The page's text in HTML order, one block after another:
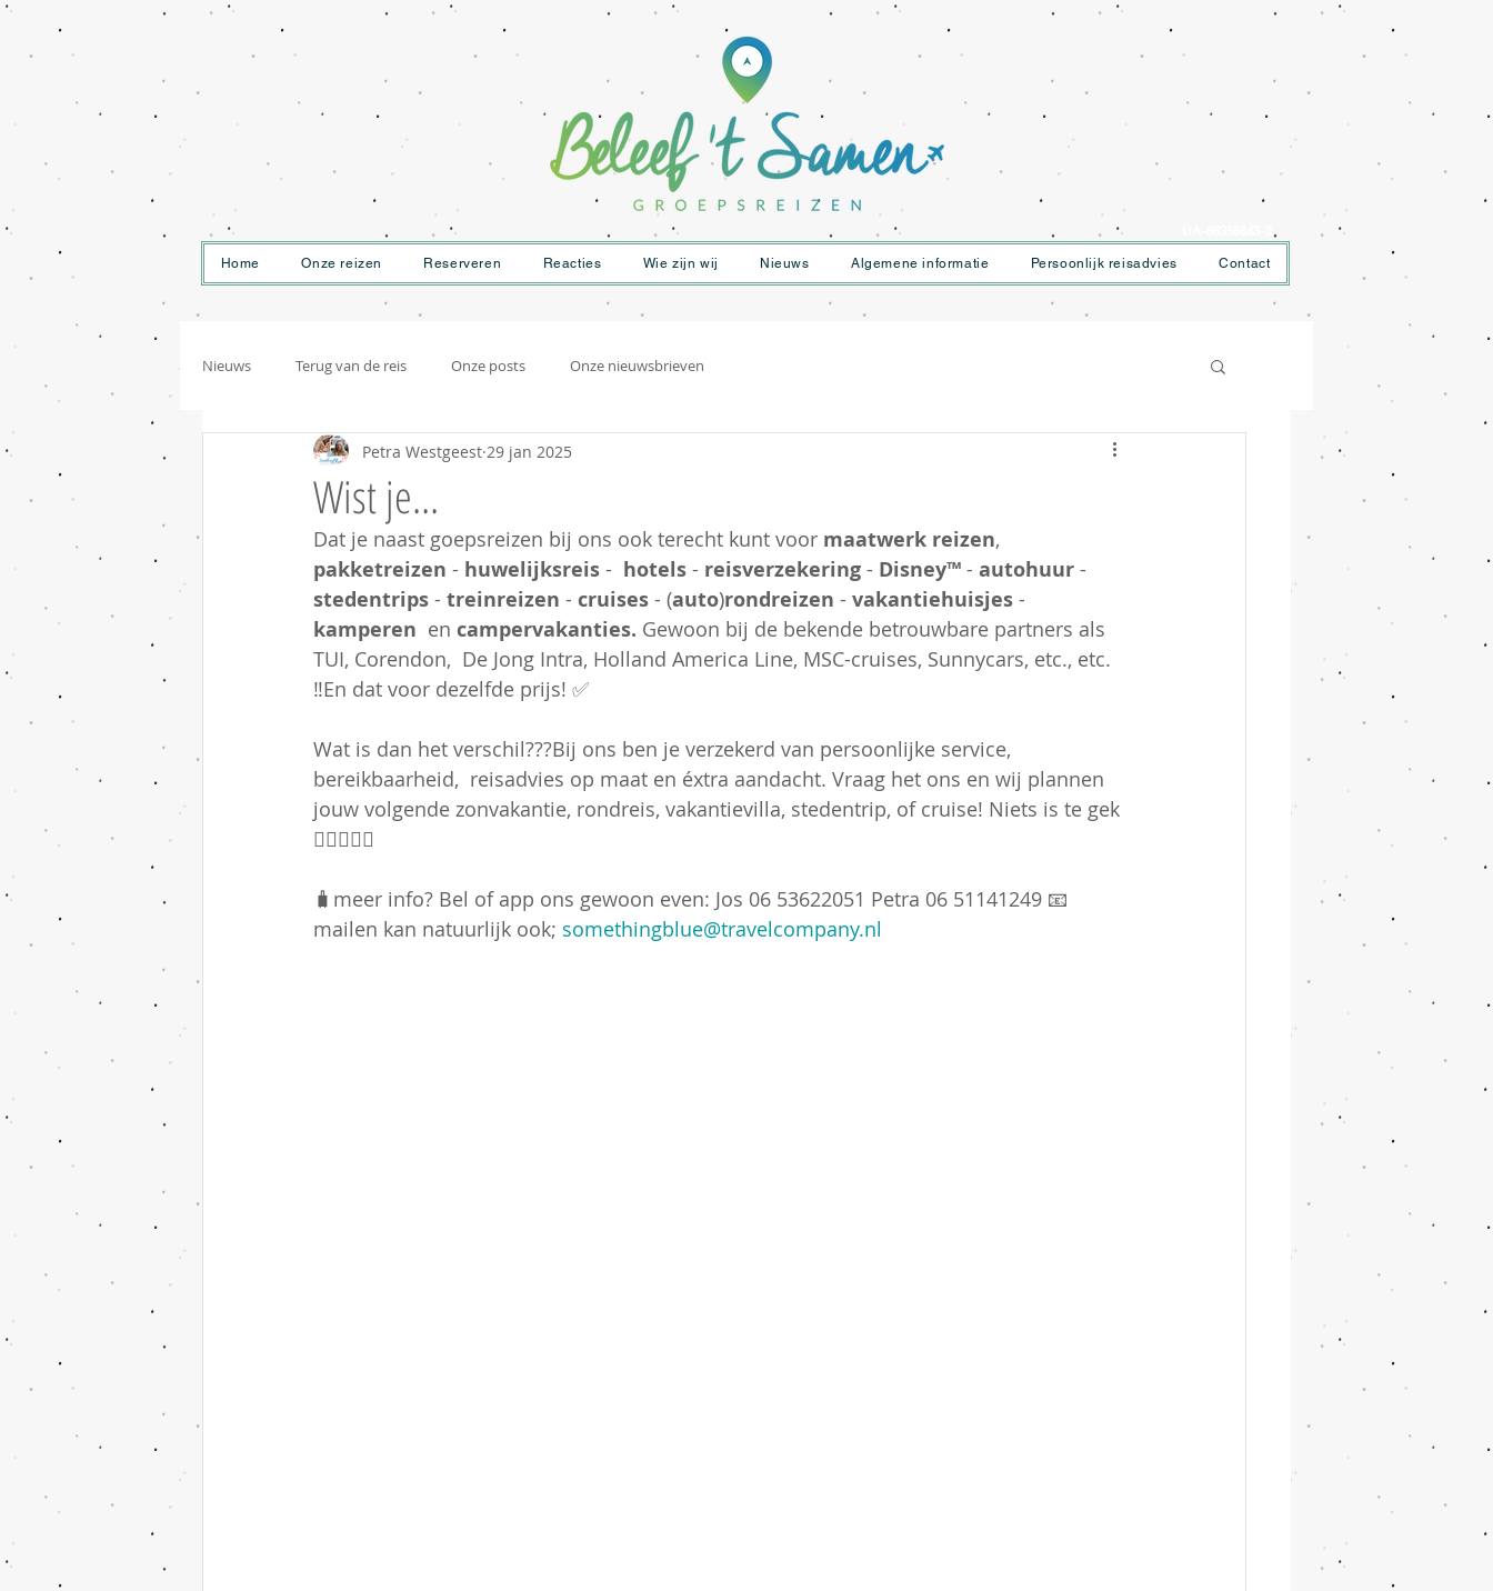
Home Onze reizen Reserveren Reacties Wie zijn wij Nieuws Algemene informatie Persoonlijk reisadvies Contact
Nieuws Terug van de reis Onze posts Onze nieuwsbrieven
Wist je...
Petra Westgeest 29 jan 2025
Dat je naast goepsreizen bij ons ook terecht kunt voor maatwerk reizen,
pakketreizen - huwelijksreis - hotels - reisverzekering - Disney™ - autohuur -
stedentrips - treinreizen - cruises - (auto)rondreizen - vakantiehuisjes -
kamperen en campervakanties. Gewoon bij de bekende betrouwbare partners als
TUI, Corendon,  De Jong Intra, Holland America Line, MSC-cruises, Sunnycars, etc., etc.
‼️En dat voor dezelfde prijs! ✅
Wat is dan het verschil???Bij ons ben je verzekerd van persoonlijke service,
bereikbaarheid,  reisadvies op maat en éxtra aandacht. Vraag het ons en wij plannen
jouw volgende zonvakantie, rondreis, vakantievilla, stedentrip, of cruise! Niets is te gek
🙋‍♂️🙋🏼‍♀️
🧳meer info? Bel of app ons gewoon even: Jos 06 53622051 Petra 06 51141249 📧
mailen kan natuurlijk ook; somethingblue@travelcompany.nl